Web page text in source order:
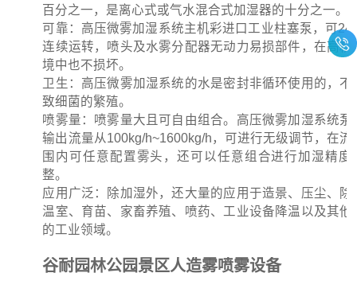
百分之一，是离心式或气水混合式加湿器的十分之一。
可靠：高压微雾加湿系统主机彩进口工业柱塞泵，可24
连续运转，喷头及水雾分配器无动力易损部件，在高粉
境中也不损坏。
卫生：高压微雾加湿系统的水是密封非循环使用的，不
致细菌的繁殖。
喷雾量：喷雾量大且可自由组合。高压微雾加湿系统泵
输出流量从100kg/h~1600kg/h，可进行无级调节，在流
围内可任意配置雾头，还可以任意组合进行加湿精度
整。
应用广泛：除加湿外，还大量的应用于造景、压尘、除
温室、育苗、家畜养殖、喷药、工业设备降温以及其他
的工业领域。
谷耐园林公园景区人造雾喷雾设备